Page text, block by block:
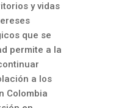
y vidas
que se
permite a la
a los
Colombia